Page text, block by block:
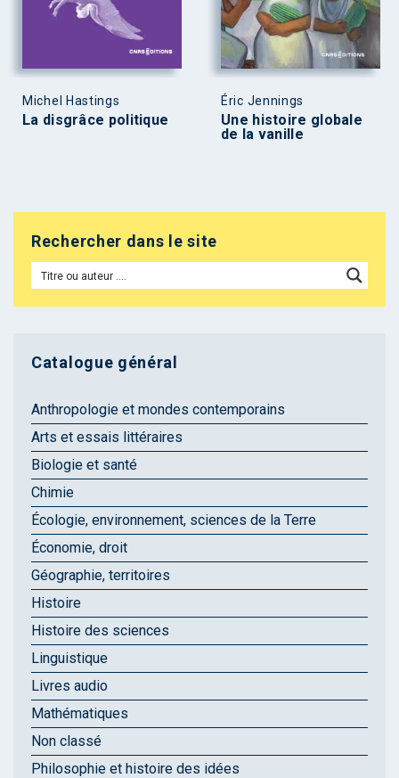
Michel Hastings
La disgrâce politique
Éric Jennings
Une histoire globale
de la vanille
Rechercher dans le site
Catalogue général
Anthropologie et mondes contemporains
Arts et essais littéraires
Biologie et santé
Chimie
Écologie, environnement, sciences de la Terre
Économie, droit
Géographie, territoires
Histoire
Histoire des sciences
Linguistique
Livres audio
Mathématiques
Non classé
Philosophie et histoire des idées